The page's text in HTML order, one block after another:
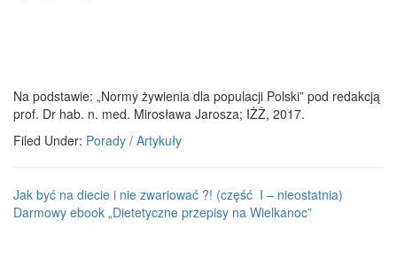
Na podstawie: „Normy żywienia dla populacji Polski” pod redakcją
prof. Dr hab. n. med. Mirosława Jarosza; IŻŻ, 2017.
Filed Under: Porady / Artykuły
Jak być na diecie i nie zwariować ?! (część I – nieostatnia)
Darmowy ebook „Dietetyczne przepisy na Wielkanoc”